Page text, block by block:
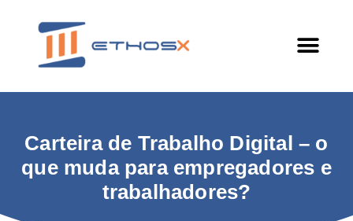
Carteira de Trabalho Digital – o
que muda para empregadores e
trabalhadores?